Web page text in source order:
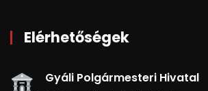
Elérhetőségek
Gyáli Polgármesteri Hivatal